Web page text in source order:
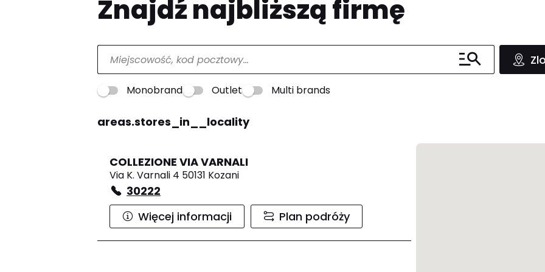
Znajdź najbliższą firmę
Monobrand Outlet Multi brands
areas.stores_in__locality
COLLEZIONE VIA VARNALI
Via K. Varnali 4 50131 Kozani
30222
Więcej informacji
Plan podróży